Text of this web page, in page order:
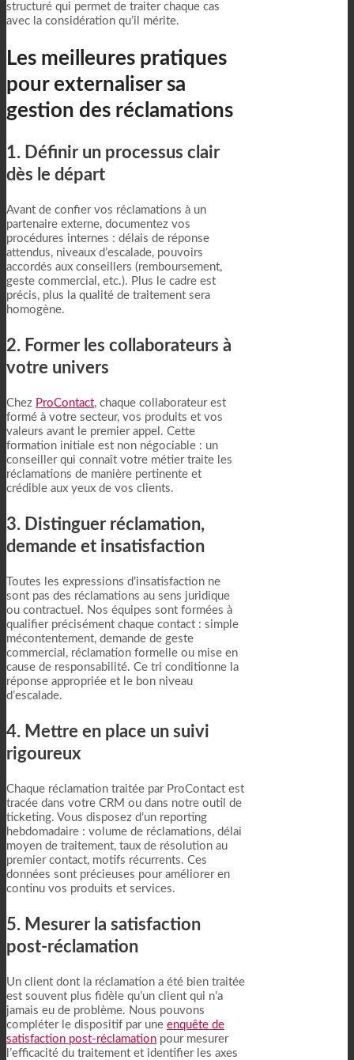
structuré qui permet de traiter chaque cas
avec la considération qu’il mérite.
Les meilleures pratiques
pour externaliser sa
gestion des réclamations
1. Définir un processus clair
dès le départ
Avant de confier vos réclamations à un
partenaire externe, documentez vos
procédures internes : délais de réponse
attendus, niveaux d’escalade, pouvoirs
accordés aux conseillers (remboursement,
geste commercial, etc.). Plus le cadre est
précis, plus la qualité de traitement sera
homogène.
2. Former les collaborateurs à
votre univers
Chez ProContact, chaque collaborateur est
formé à votre secteur, vos produits et vos
valeurs avant le premier appel. Cette
formation initiale est non négociable : un
conseiller qui connaît votre métier traite les
réclamations de manière pertinente et
crédible aux yeux de vos clients.
3. Distinguer réclamation,
demande et insatisfaction
Toutes les expressions d’insatisfaction ne
sont pas des réclamations au sens juridique
ou contractuel. Nos équipes sont formées à
qualifier précisément chaque contact : simple
mécontentement, demande de geste
commercial, réclamation formelle ou mise en
cause de responsabilité. Ce tri conditionne la
réponse appropriée et le bon niveau
d’escalade.
4. Mettre en place un suivi
rigoureux
Chaque réclamation traitée par ProContact est
tracée dans votre CRM ou dans notre outil de
ticketing. Vous disposez d’un reporting
hebdomadaire : volume de réclamations, délai
moyen de traitement, taux de résolution au
premier contact, motifs récurrents. Ces
données sont précieuses pour améliorer en
continu vos produits et services.
5. Mesurer la satisfaction
post-réclamation
Un client dont la réclamation a été bien traitée
est souvent plus fidèle qu’un client qui n’a
jamais eu de problème. Nous pouvons
compléter le dispositif par une enquête de
satisfaction post-réclamation pour mesurer
l’efficacité du traitement et identifier les axes